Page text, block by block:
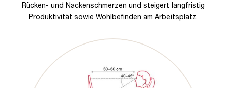
Rücken- und Nackenschmerzen und steigert langfristig
Produktivität sowie Wohlbefinden am Arbeitsplatz.